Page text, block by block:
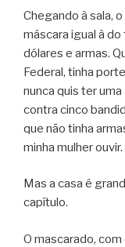
Chegando à sala,
máscara igual à
dólares e armas.
Federal, tinha
nunca quis ter
contra cinco
que não tinha
minha mulher ouvir.
Mas a casa é
capítulo.
O mascarado,